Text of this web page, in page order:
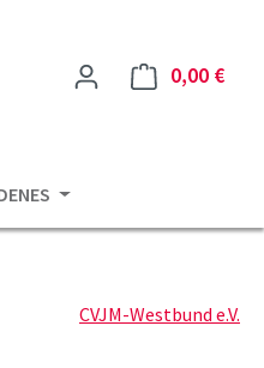
0,00 €
CVJM-Westbund e.V.